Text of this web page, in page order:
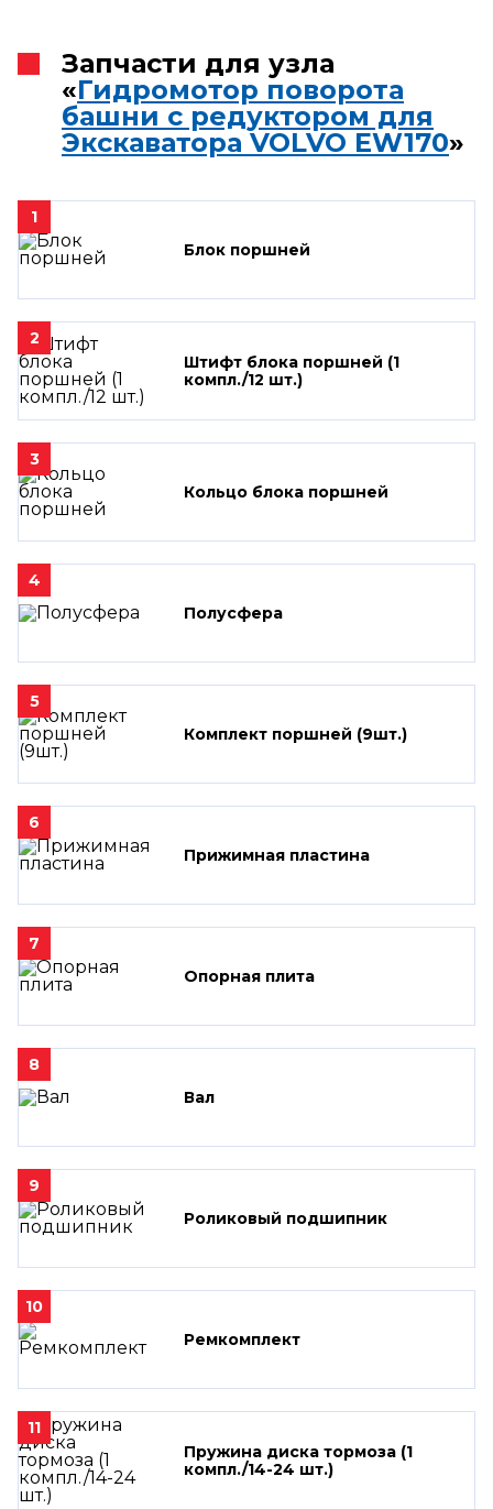
Запчасти для узла
«Гидромотор поворота
башни с редуктором для
Экскаватора VOLVO EW170»
1
Блок поршней
2
Штифт блока поршней (1
компл./12 шт.)
3
Кольцо блока поршней
4
Полусфера
5
Комплект поршней (9шт.)
6
Прижимная пластина
7
Опорная плита
8
Вал
9
Роликовый подшипник
10
Ремкомплект
11
Пружина диска тормоза (1
компл./14-24 шт.)